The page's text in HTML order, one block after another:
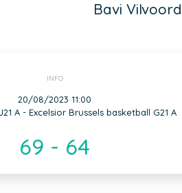
Bavi
INFO
20/08/2023 11:00
A - Excelsior Brussels basketball G21 A
69 - 64